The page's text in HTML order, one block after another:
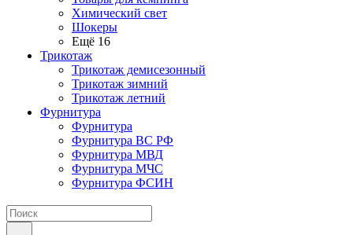
Химический свет
Шокеры
Ещё 16
Трикотаж
Трикотаж демисезонный
Трикотаж зимний
Трикотаж летний
Фурнитура
Фурнитура
Фурнитура ВС РФ
Фурнитура МВД
Фурнитура МЧС
Фурнитура ФСИН